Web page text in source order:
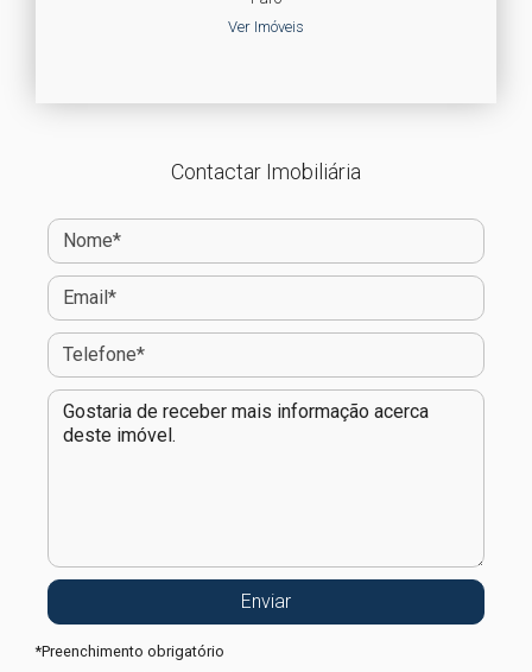
Ver Imóveis
Contactar Imobiliária
*Preenchimento obrigatório